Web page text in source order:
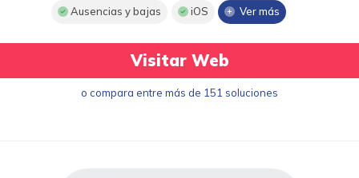
Ausencias y bajas iOS Ver más
Visitar Web
o compara entre más de 151 soluciones